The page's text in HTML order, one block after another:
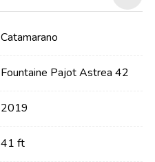
Catamarano
Fountaine Pajot Astrea 42
2019
41 ft